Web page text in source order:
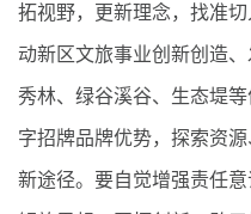
拓视野，更新理念，找准
动新区文旅事业创新创造
秀林、绿谷溪谷、生态堤
字招牌品牌优势，探索资
新途径。要自觉增强责任